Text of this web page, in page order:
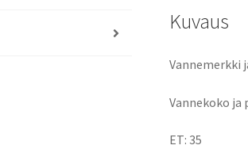
Kuvaus
Vannemerkki
Vannekoko ja
ET: 35